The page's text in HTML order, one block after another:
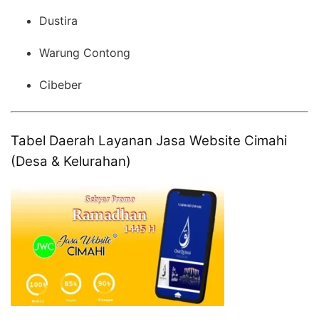
Dustira
Warung Contong
Cibeber
Tabel Daerah Layanan Jasa Website Cimahi
(Desa & Kelurahan)